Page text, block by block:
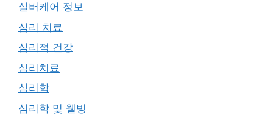
실버케어 정보
심리 치료
심리적 건강
심리치료
심리학
심리학 및 웰빙